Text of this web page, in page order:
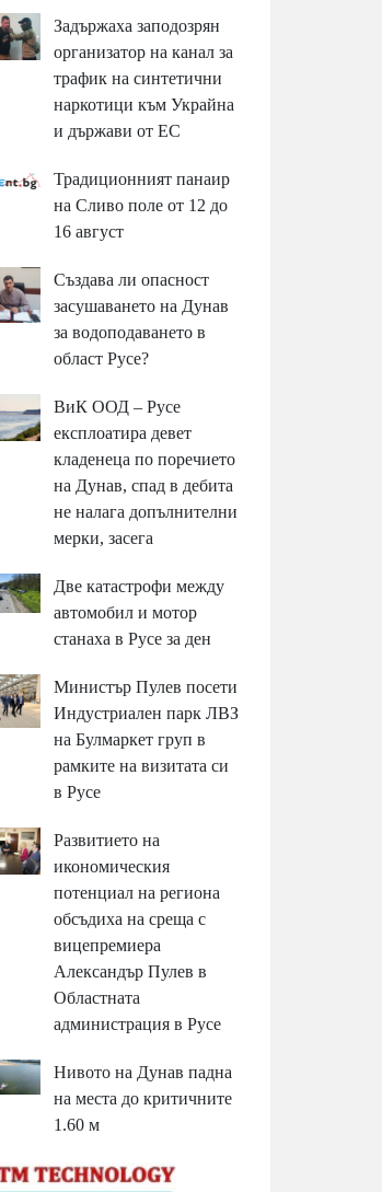
Задържаха заподозрян
организатор на канал за
трафик на синтетични
наркотици към Украйна
и държави от ЕС
Традиционният панаир
на Сливо поле от 12 до
16 август
Създава ли опасност
засушаването на Дунав
за водоподаването в
област Русе?
ВиК ООД – Русе
експлоатира девет
кладенеца по поречието
на Дунав, спад в дебита
не налага допълнителни
мерки, засега
Две катастрофи между
автомобил и мотор
станаха в Русе за ден
Министър Пулев посети
Индустриален парк ЛВЗ
на Булмаркет груп в
рамките на визитата си
в Русе
Развитието на
икономическия
потенциал на региона
обсъдиха на среща с
вицепремиера
Александър Пулев в
Областната
администрация в Русе
Нивото на Дунав падна
на места до критичните
1.60 м